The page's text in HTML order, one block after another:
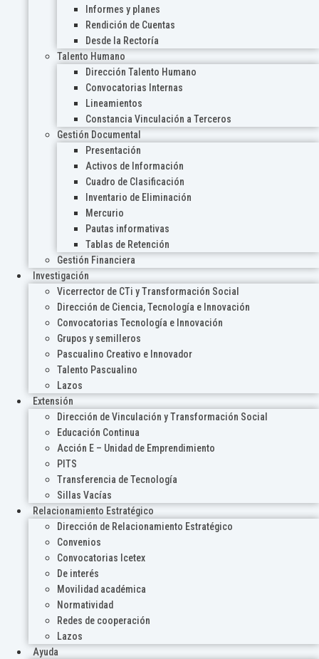
Informes y planes
Rendición de Cuentas
Desde la Rectoría
Talento Humano
Dirección Talento Humano
Convocatorias Internas
Lineamientos
Constancia Vinculación a Terceros
Gestión Documental
Presentación
Activos de Información
Cuadro de Clasificación
Inventario de Eliminación
Mercurio
Pautas informativas
Tablas de Retención
Gestión Financiera
Investigación
Vicerrector de CTi y Transformación Social
Dirección de Ciencia, Tecnología e Innovación
Convocatorias Tecnología e Innovación
Grupos y semilleros
Pascualino Creativo e Innovador
Talento Pascualino
Lazos
Extensión
Dirección de Vinculación y Transformación Social
Educación Continua
Acción E – Unidad de Emprendimiento
PITS
Transferencia de Tecnología
Sillas Vacías
Relacionamiento Estratégico
Dirección de Relacionamiento Estratégico
Convenios
Convocatorias Icetex
De interés
Movilidad académica
Normatividad
Redes de cooperación
Lazos
Ayuda